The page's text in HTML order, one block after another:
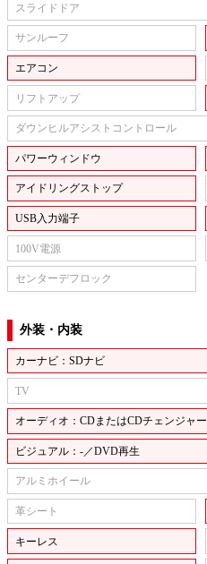
スライドドア
サンルーフ
エアコン
リフトアップ
ダウンヒルアシストコントロール
パワーウィンドウ
アイドリングストップ
USB入力端子
100V電源
センターデフロック
外装・内装
カーナビ：SDナビ
TV
オーディオ：CDまたはCDチェンジャー
ビジュアル：-／DVD再生
アルミホイール
革シート
キーレス